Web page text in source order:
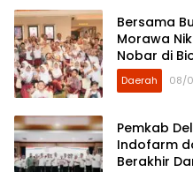
Bersama
Morawa
Nobar di
Daerah 08/
Pemkab
Indofarm
Berakhir